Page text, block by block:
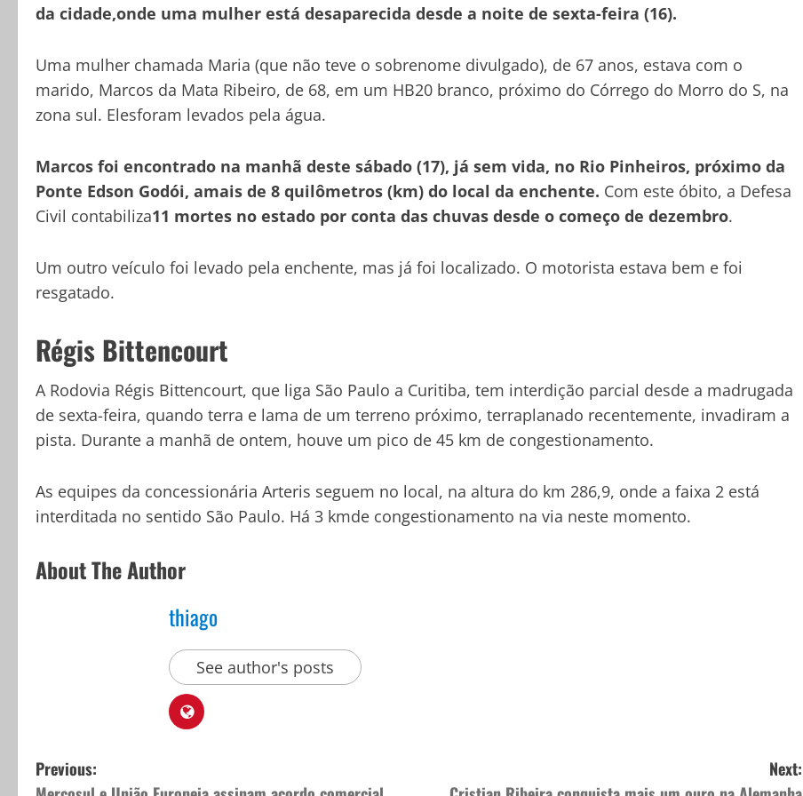
da cidade,onde uma mulher está desaparecida desde a noite de sexta-feira (16).
Uma mulher chamada Maria (que não teve o sobrenome divulgado), de 67 anos, estava com o
marido, Marcos da Mata Ribeiro, de 68, em um HB20 branco, próximo do Córrego do Morro do S, na
zona sul. Elesforam levados pela água.
Marcos foi encontrado na manhã deste sábado (17), já sem vida, no Rio Pinheiros, próximo da
Ponte Edson Godói, amais de 8 quilômetros (km) do local da enchente. Com este óbito, a Defesa
Civil contabiliza11 mortes no estado por conta das chuvas desde o começo de dezembro.
Um outro veículo foi levado pela enchente, mas já foi localizado. O motorista estava bem e foi
resgatado.
Régis Bittencourt
A Rodovia Régis Bittencourt, que liga São Paulo a Curitiba, tem interdição parcial desde a madrugada
de sexta-feira, quando terra e lama de um terreno próximo, terraplanado recentemente, invadiram a
pista. Durante a manhã de ontem, houve um pico de 45 km de congestionamento.
As equipes da concessionária Arteris seguem no local, na altura do km 286,9, onde a faixa 2 está
interditada no sentido São Paulo. Há 3 kmde congestionamento na via neste momento.
About The Author
thiago
See author's posts
P
Previous:
Next: